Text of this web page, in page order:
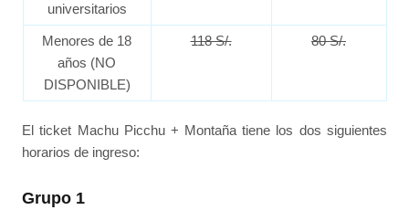
universitarios
Menores de 18
años (NO
DISPONIBLE)
118 S/. 80 S/.
El ticket Machu Picchu + Montaña tiene los dos siguientes
horarios de ingreso:
Grupo 1